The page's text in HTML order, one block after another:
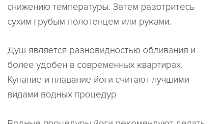
снижению температуры. Затем разотритесь
сухим грубым полотенцем или руками.
Душ является разновидностью обливания и
более удобен в современных квартирах.
Купание и плавание йоги считают лучшими
видами водных процедур